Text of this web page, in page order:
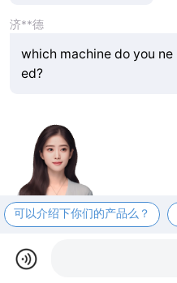
济**德
which machine do you ne
ed?
可以介绍下你们的产品么？